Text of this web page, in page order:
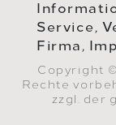
Service,
Firma,
Copyright
Rechte
zzgl. der